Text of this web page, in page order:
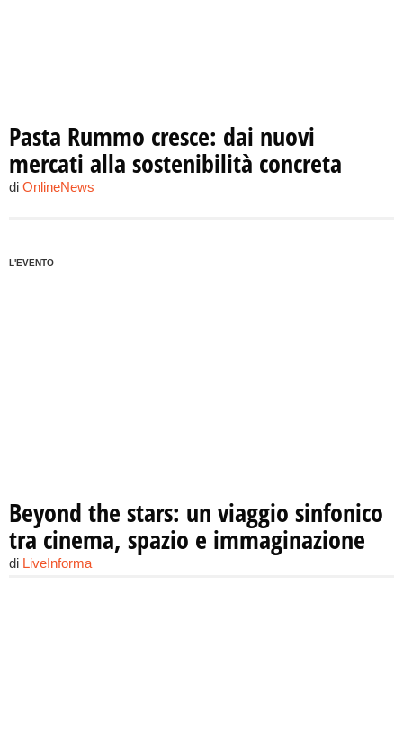
Pasta Rummo cresce: dai nuovi
mercati alla sostenibilità concreta
di OnlineNews
L'EVENTO
Beyond the stars: un viaggio sinfonico
tra cinema, spazio e immaginazione
di LiveInforma